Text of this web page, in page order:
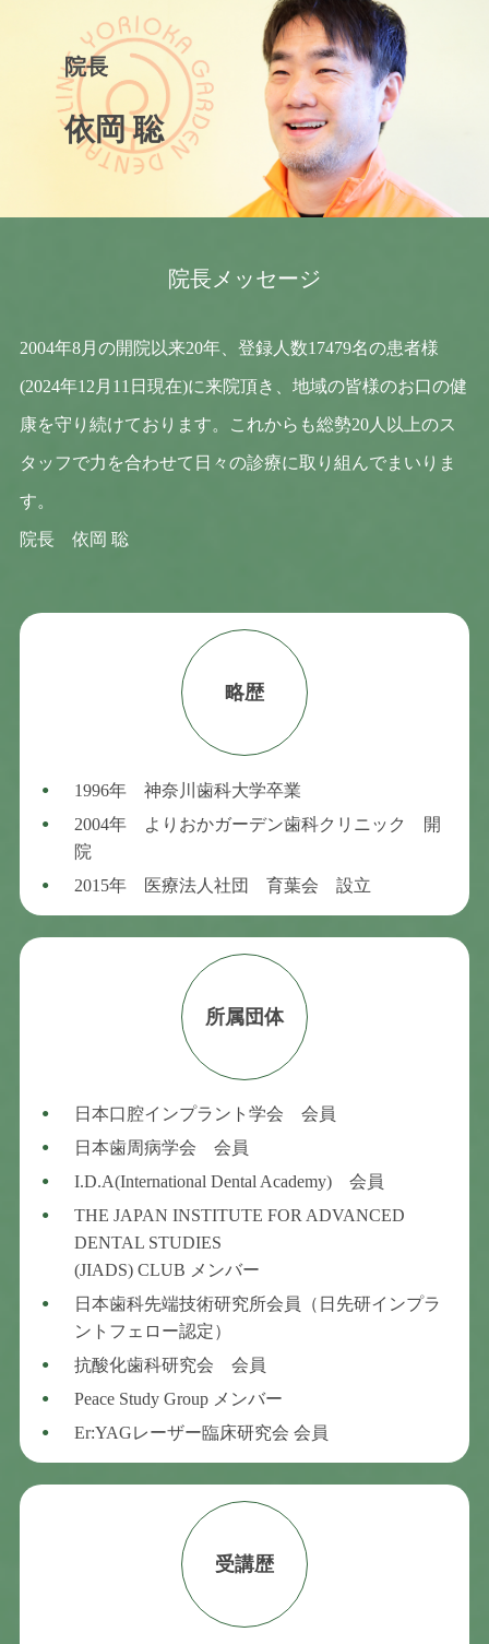
院長
依岡 聡
院長メッセージ
2004年8月の開院以来20年、登録人数17479名の患者様
(2024年12月11日現在)に来院頂き、地域の皆様のお口の健
康を守り続けております。これからも総勢20人以上のス
タッフで力を合わせて日々の診療に取り組んでまいりま
す。
院長 依岡 聡
略歴
1996年 神奈川歯科大学卒業
2004年 よりおかガーデン歯科クリニック 開
院
2015年 医療法人社団 育葉会 設立
所属団体
日本口腔インプラント学会 会員
日本歯周病学会 会員
I.D.A(International Dental Academy) 会員
THE JAPAN INSTITUTE FOR ADVANCED
DENTAL STUDIES
(JIADS) CLUB メンバー
日本歯科先端技術研究所会員（日先研インプラ
ントフェロー認定）
抗酸化歯科研究会 会員
Peace Study Group メンバー
Er:YAGレーザー臨床研究会 会員
受講歴